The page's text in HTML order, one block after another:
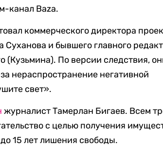
канал Baza.
коммерческого директора
и бывшего главного
(Кузьмина). По версии следствия,
нераспространение негативной
свет».
журналист Тамерлан Бигаев. Всем
с целью получения
15 лет лишения свободы.